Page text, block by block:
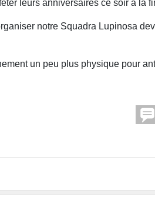
leurs anniversaires ce soir à la
notre Squadra Lupinosa
un peu plus physique pour